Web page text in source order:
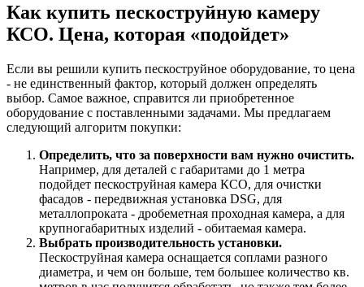
Как купить пескоструйную камеру
КСО. Цена, которая «подойдет»
Если вы решили купить пескоструйное оборудование, то цена
- не единственный фактор, который должен определять
выбор. Самое важное, справится ли приобретенное
оборудование с поставленными задачами. Мы предлагаем
следующий алгоритм покупки:
Определить, что за поверхности вам нужно очистить.
Например, для деталей с габаритами до 1 метра
подойдет пескоструйная камера КСО, для очистки
фасадов - передвижная установка DSG, для
металлопроката - дробеметная проходная камера, а для
крупногабаритных изделий - обитаемая камера.
Выбрать производительность установки.
Пескоструйная камера оснащается соплами разного
диаметра, и чем он больше, тем большее количество кв.